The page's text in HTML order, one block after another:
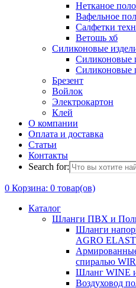
Нетканое
Вафельное
Салфетки
Ветошь хб
Силиконовые
Силиконовые
Силиконовые
Брезент
Войлок
Электрокартон
Клей
О компании
Оплата и доставка
Статьи
Контакты
Search for:
0 Корзина: 0 товар(ов)
Каталог
Шланги ПВХ и
Шланги
AGRO
спиралью
Шланг WINE
Воздуховод